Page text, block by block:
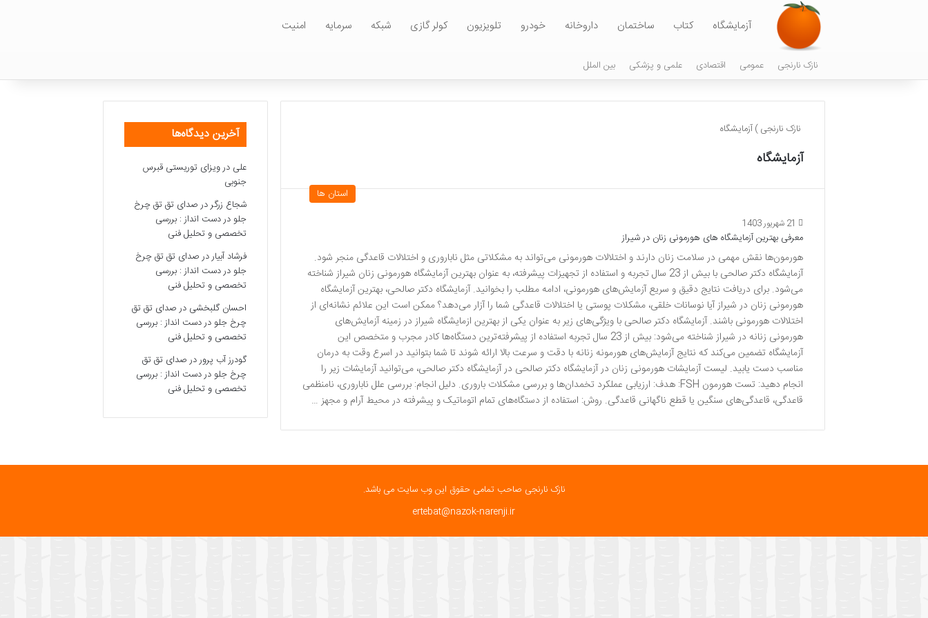
آزمایشگاه کتاب ساختمان داروخانه خودرو تلویزیون کولر گازی شبکه سرمایه امنیت
نازک نارنجی عمومی اقتصادی علمی و پزشکی بین الملل
نازک نارنجی ) آزمایشگاه
آزمایشگاه
استان ها
21 شهریور 1403
معرفی بهترین آزمایشگاه های هورمونی زنان در شیراز
هورمون‌ها نقش مهمی در سلامت زنان دارند و اختلالات هورمونی می‌تواند به مشکلاتی مثل ناباروری و اختلالات قاعدگی منجر شود.
آزمایشگاه دکتر صالحی با بیش از 23 سال تجربه و استفاده از تجهیزات پیشرفته، به عنوان بهترین آزمایشگاه هورمونی زنان شیراز شناخته
می‌شود. برای دریافت نتایج دقیق و سریع آزمایش‌های هورمونی، ادامه مطلب را بخوانید. آزمایشگاه دکتر صالحی، بهترین آزمایشگاه
هورمونی زنان در شیراز آیا نوسانات خلقی، مشکلات پوستی یا اختلالات قاعدگی شما را آزار می‌دهد؟ ممکن است این علائم نشانه‌ای از
اختلالات هورمونی باشند. آزمایشگاه دکتر صالحی با ویژگی‌های زیر به عنوان یکی از بهترین ازمایشگاه شیراز در زمینه آزمایش‌های
هورمونی زنانه در شیراز شناخته می‌شود: بیش از 23 سال تجربه استفاده از پیشرفته‌ترین دستگاه‌ها کادر مجرب و متخصص این
آزمایشگاه تضمین می‌کند که نتایج آزمایش‌های هورمونه زنانه با دقت و سرعت بالا ارائه شوند تا شما بتوانید در اسرع وقت به درمان
مناسب دست یابید. لیست آزمایشات هورمونی زنان در آزمایشگاه دکتر صالحی در آزمایشگاه دکتر صالحی، می‌توانید آزمایشات زیر را
انجام دهید: تست هورمون FSH: هدف: ارزیابی عملکرد تخمدان‌ها و بررسی مشکلات باروری. دلیل انجام: بررسی علل ناباروری، نامنظمی
قاعدگی، قاعدگی‌های سنگین یا قطع ناگهانی قاعدگی. روش: استفاده از دستگاه‌های تمام اتوماتیک و پیشرفته در محیط آرام و مجهز …
آخرین دیدگاه‌ها
علی درویزای توریستی قبرس
جنوبی
شجاع زرگردرصدای تق تق چرخ
جلو در دست انداز : بررسی
تخصصی و تحلیل فنی
فرشاد آبیاردرصدای تق تق چرخ
جلو در دست انداز : بررسی
تخصصی و تحلیل فنی
احسان گلبخشی درصدای تق تق
چرخ جلو در دست انداز : بررسی
تخصصی و تحلیل فنی
گودرز آب پروردرصدای تق تق
چرخ جلو در دست انداز : بررسی
تخصصی و تحلیل فنی
نازک نارنجی صاحب تمامی حقوق این وب سایت می باشد.
ertebat@nazok-narenji.ir